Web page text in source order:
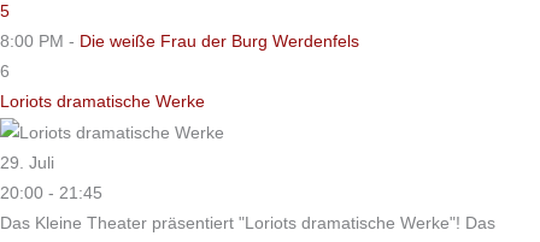
5
8:00 PM - Die weiße Frau der Burg Werdenfels
6
Loriots dramatische Werke
29. Juli
20:00 - 21:45
Das Kleine Theater präsentiert "Loriots dramatische Werke"! Das